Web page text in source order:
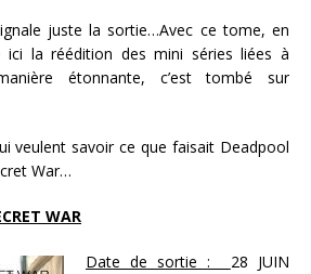
juste la sortie…Avec ce tome, en
ici la réédition des mini séries liées à
étonnante, c’est tombé sur
veulent savoir ce que faisait Deadpool
War…
WAR
Date de sortie : 28 JUIN